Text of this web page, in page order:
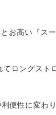
お高い『ス
ロングスト
便性に変わ